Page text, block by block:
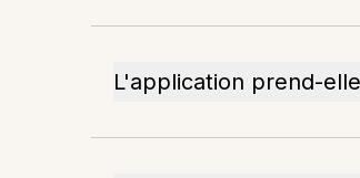
L'application prend-